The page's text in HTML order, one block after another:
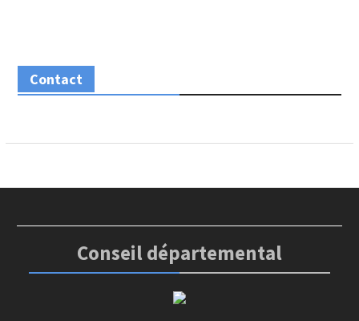
Contact
Conseil départemental